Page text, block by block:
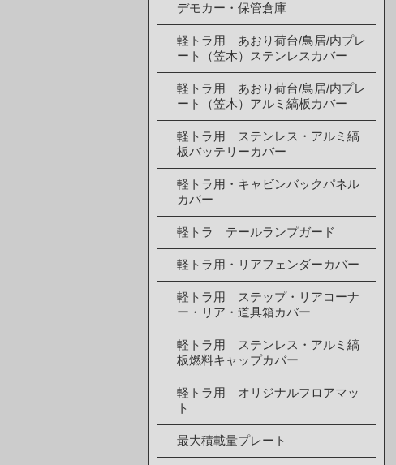
デモカー・保管倉庫
軽トラ用 あおり荷台/鳥居/内プレ
ート（笠木）ステンレスカバー
軽トラ用 あおり荷台/鳥居/内プレ
ート（笠木）アルミ縞板カバー
軽トラ用 ステンレス・アルミ縞
板バッテリーカバー
軽トラ用・キャビンバックパネル
カバー
軽トラ テールランプガード
軽トラ用・リアフェンダーカバー
軽トラ用 ステップ・リアコーナ
ー・リア・道具箱カバー
軽トラ用 ステンレス・アルミ縞
板燃料キャップカバー
軽トラ用 オリジナルフロアマッ
ト
最大積載量プレート